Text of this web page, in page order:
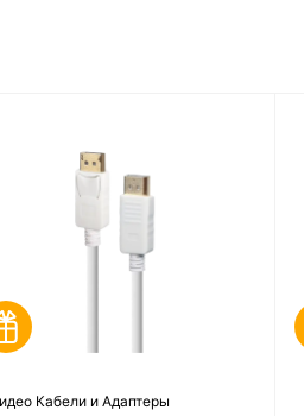
Кабели и Адаптеры